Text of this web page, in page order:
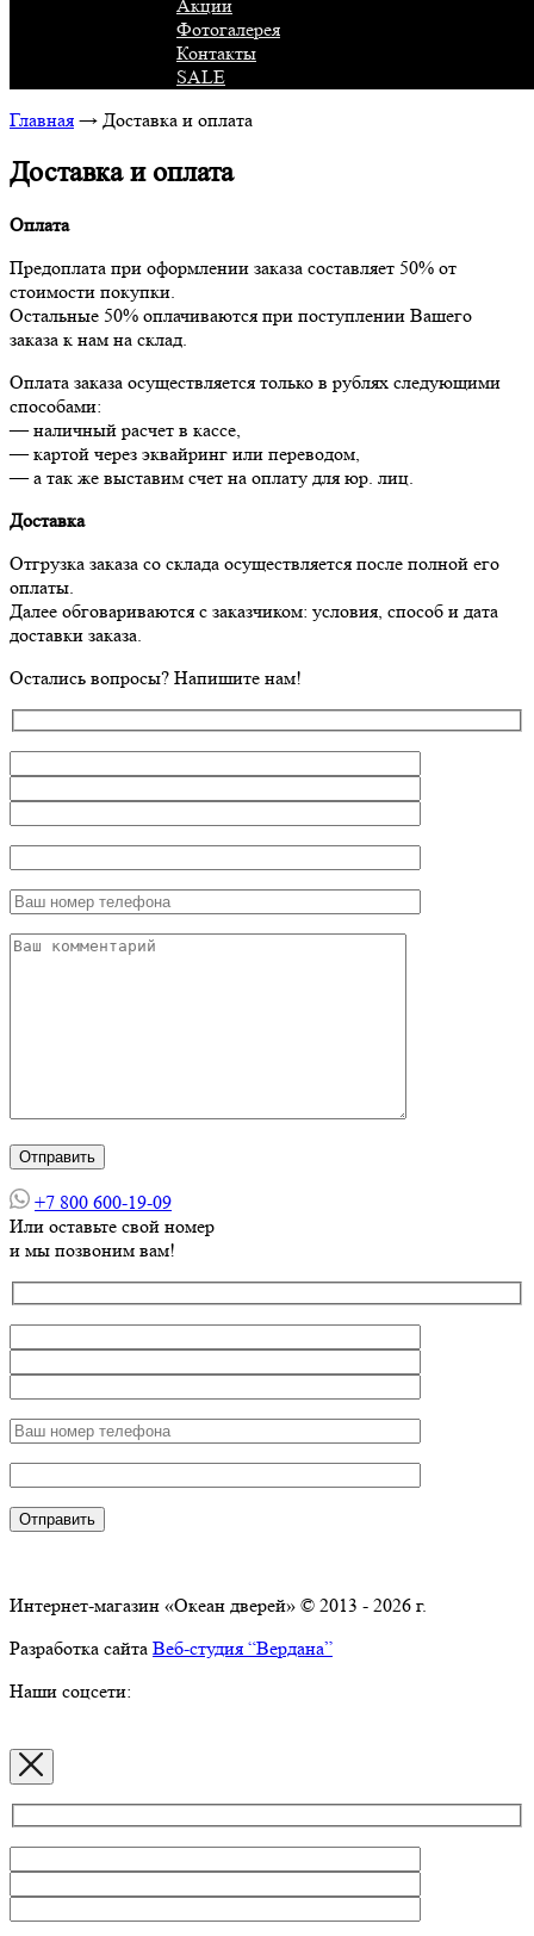
Акции
Фотогалерея
Контакты
SALE
Главная → Доставка и оплата
Доставка и оплата
Оплата
Предоплата при оформлении заказа составляет 50% от
стоимости покупки.
Остальные 50% оплачиваются при поступлении Вашего
заказа к нам на склад.
Оплата заказа осуществляется только в рублях следующими
способами:
— наличный расчет в кассе,
— картой через эквайринг или переводом,
— а так же выставим счет на оплату для юр. лиц.
Доставка
Отгрузка заказа со склада осуществляется после полной его
оплаты.
Далее обговариваются с заказчиком: условия, способ и дата
доставки заказа.
Остались вопросы? Напишите нам!
+7 800 600-19-09
Или оставьте свой номер
и мы позвоним вам!
Интернет-магазин «Океан дверей» © 2013 - 2026 г.
Разработка сайта Веб-студия “Вердана”
Наши соцсети: